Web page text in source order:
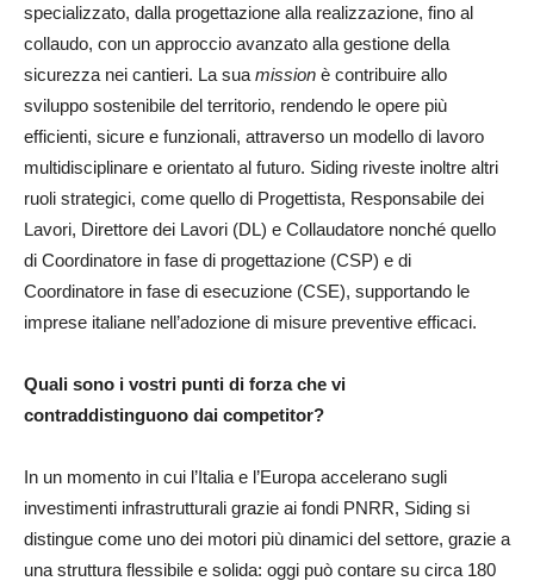
specializzato, dalla progettazione alla realizzazione, fino al
collaudo, con un approccio avanzato alla gestione della
sicurezza nei cantieri. La sua mission è contribuire allo
sviluppo sostenibile del territorio, rendendo le opere più
efficienti, sicure e funzionali, attraverso un modello di lavoro
multidisciplinare e orientato al futuro. Siding riveste inoltre altri
ruoli strategici, come quello di Progettista, Responsabile dei
Lavori, Direttore dei Lavori (DL) e Collaudatore nonché quello
di Coordinatore in fase di progettazione (CSP) e di
Coordinatore in fase di esecuzione (CSE), supportando le
imprese italiane nell’adozione di misure preventive efficaci.
Quali sono i vostri punti di forza che vi
contraddistinguono dai competitor?
In un momento in cui l’Italia e l’Europa accelerano sugli
investimenti infrastrutturali grazie ai fondi PNRR, Siding si
distingue come uno dei motori più dinamici del settore, grazie a
una struttura flessibile e solida: oggi può contare su circa 180